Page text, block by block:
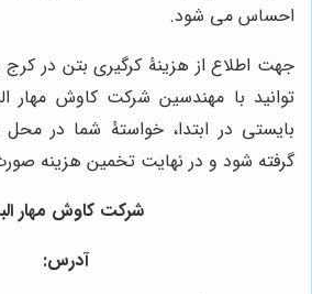
احساس می شود.
جهت اطلاع از هزینۀ کرگیری بتن در کرج
توانید با مهندسین شرکت کاوش مهار
بایستی در ابتدا، خواستۀ شما در محل
گرفته شود و در نهایت تخمین هزینه
شرکت کاوش مهار
آدرس: